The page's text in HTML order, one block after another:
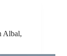
Albal,